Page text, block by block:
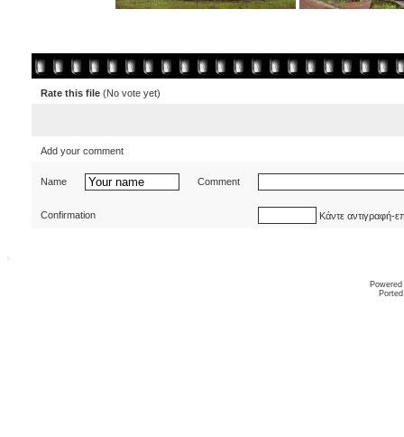
Rate this file (No vote yet)
Add your comment
Name Comment
Confirmation Κάντε αντιγραφή-